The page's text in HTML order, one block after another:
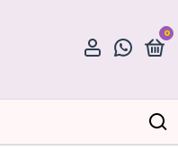
0